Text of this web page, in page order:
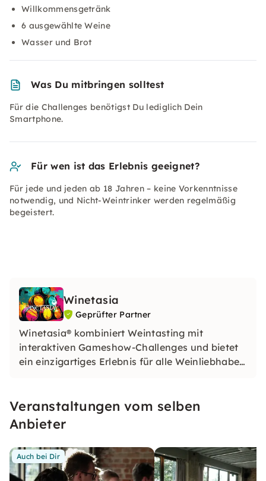
Willkommensgetränk
6 ausgewählte Weine
Wasser und Brot
Was Du mitbringen solltest
Für die Challenges benötigst Du lediglich Dein
Smartphone.
Für wen ist das Erlebnis geeignet?
Für jede und jeden ab 18 Jahren – keine Vorkenntnisse
notwendig, und Nicht-Weintrinker werden regelmäßig
begeistert.
Winetasia
Geprüfter Partner
Winetasia® kombiniert Weintasting mit
interaktiven Gameshow-Challenges und bietet
ein einzigartiges Erlebnis für alle Weinliebhaber.
und seinem Team!
Veranstaltungen vom selben
Anbieter
Auch bei Dir